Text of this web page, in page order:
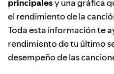
principalesy una gráfica
el rendimiento de la
Toda esta información te
rendimiento de tu último
desempeño de las